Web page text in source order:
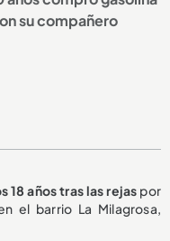
su compañero
18 añostras las rejas por
el barrio La Milagrosa,